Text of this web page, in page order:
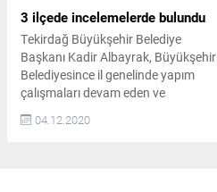
3 ilçede incelemelerde bulundu
Tekirdağ Büyükşehir Belediye
Başkanı Kadir Albayrak, Büyükşehir
Belediyesince il genelinde yapım
çalışmaları devam eden ve
tamamlanan hizmet ile yatırımları
yerinde inceleyerek gelinen son
04.12.2020